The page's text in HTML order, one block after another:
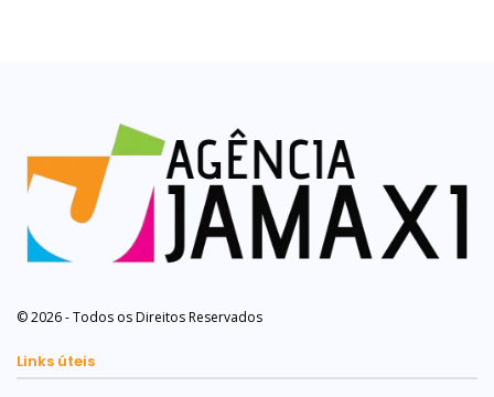
© 2026 - Todos os Direitos Reservados
Links úteis